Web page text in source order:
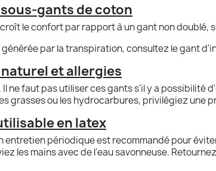
gants de coton
le confort par rapport à un gant non doublé,
par la transpiration, consultez le gant
et allergies
Il ne faut pas utiliser ces gants s'il y a
grasses ou les hydrocarbures, privilégiez une
en latex
entretien périodique est recommandé pour
les mains avec de l'eau savonneuse.